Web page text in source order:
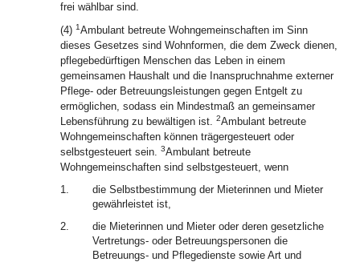
frei wählbar sind.
(4) 1Ambulant betreute Wohngemeinschaften im Sinn
dieses Gesetzes sind Wohnformen, die dem Zweck dienen,
pflegebedürftigen Menschen das Leben in einem
gemeinsamen Haushalt und die Inanspruchnahme externer
Pflege- oder Betreuungsleistungen gegen Entgelt zu
ermöglichen, sodass ein Mindestmaß an gemeinsamer
Lebensführung zu bewältigen ist. 2Ambulant betreute
Wohngemeinschaften können trägergesteuert oder
selbstgesteuert sein. 3Ambulant betreute
Wohngemeinschaften sind selbstgesteuert, wenn
1.
die Selbstbestimmung der Mieterinnen und Mieter
gewährleistet ist,
2.
die Mieterinnen und Mieter oder deren gesetzliche
Vertretungs- oder Betreuungspersonen die
Betreuungs- und Pflegedienste sowie Art und